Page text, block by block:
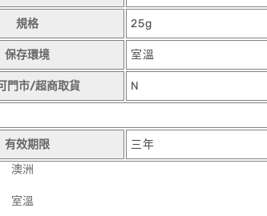
規格 25g
保存環境 室溫
門市/超商取貨 N
有效期限
三年
澳洲
室溫